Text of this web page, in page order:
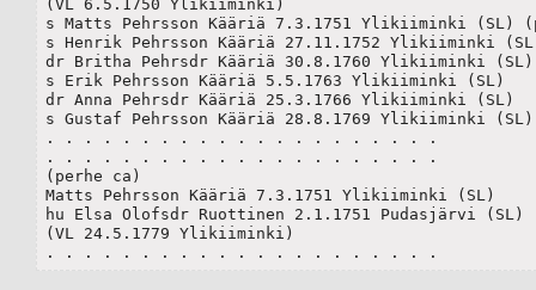
(VL 6.5.1750 Ylikiiminki)
s Matts Pehrsson Kääriä 7.3.1751 Ylikiiminki (SL)
s Henrik Pehrsson Kääriä 27.11.1752 Ylikiiminki
dr Britha Pehrsdr Kääriä 30.8.1760 Ylikiiminki
s Erik Pehrsson Kääriä 5.5.1763 Ylikiiminki (SL)
dr Anna Pehrsdr Kääriä 25.3.1766 Ylikiiminki (SL)
s Gustaf Pehrsson Kääriä 28.8.1769 Ylikiiminki
. . . . . . . . . . . . . . . . . . . . .
. . . . . . . . . . . . . . . . . . . . .
(perhe ca)
Matts Pehrsson Kääriä 7.3.1751 Ylikiiminki (SL)
hu Elsa Olofsdr Ruottinen 2.1.1751 Pudasjärvi (SL)
(VL 24.5.1779 Ylikiiminki)
. . . . . . . . . . . . . . . . . . . . .